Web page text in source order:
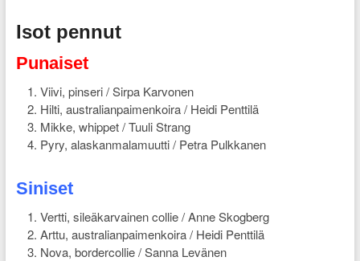
Isot pennut
Punaiset
Viivi, pinseri / Sirpa Karvonen
Hilti, australianpaimenkoira / Heidi Penttilä
Mikke, whippet / Tuuli Strang
Pyry, alaskanmalamuutti / Petra Pulkkanen
Siniset
Vertti, sileäkarvainen collie / Anne Skogberg
Arttu, australianpaimenkoira / Heidi Penttilä
Nova, bordercollie / Sanna Levänen